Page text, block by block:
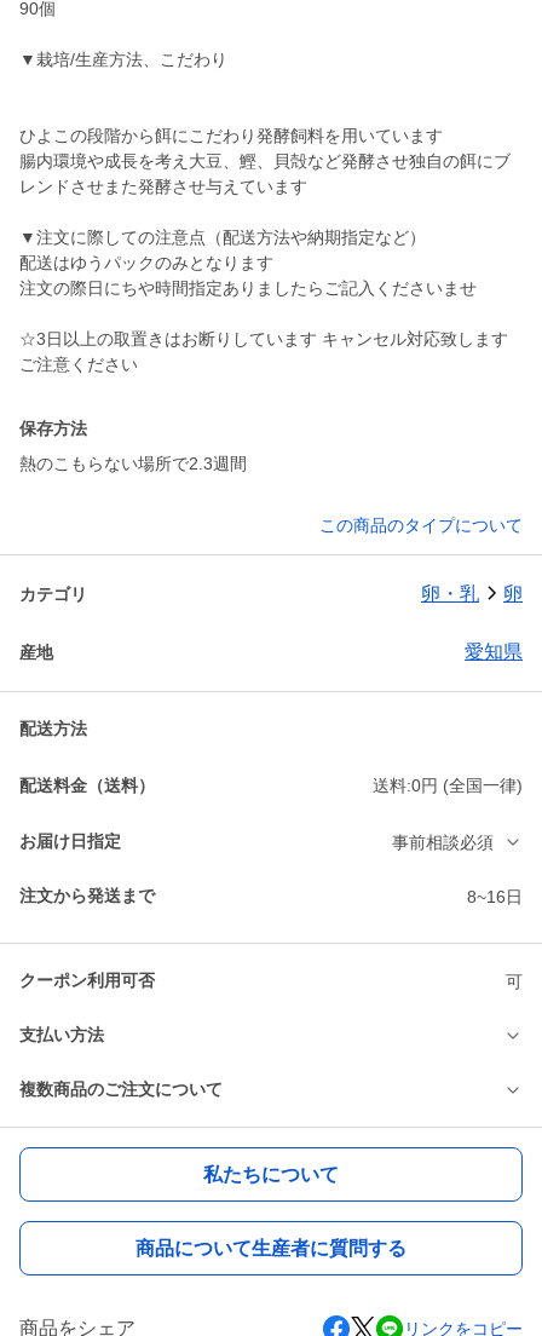
90個
▼栽培/生産方法、こだわり
ひよこの段階から餌にこだわり発酵飼料を用いています
腸内環境や成長を考え大豆、鰹、貝殻など発酵させ独自の餌にブ
レンドさせまた発酵させ与えています
▼注文に際しての注意点（配送方法や納期指定など）
配送はゆうパックのみとなります
注文の際日にちや時間指定ありましたらご記入くださいませ
☆3日以上の取置きはお断りしています キャンセル対応致します
ご注意ください
保存方法
熱のこもらない場所で2.3週間
この商品のタイプについて
カテゴリ 卵・乳 卵
産地 愛知県
配送方法
配送料金（送料） 送料:0円 (全国一律)
お届け日指定 事前相談必須
注文から発送まで 8~16日
クーポン利用可否 可
支払い方法
複数商品のご注文について
私たちについて
商品について生産者に質問する
商品をシェア リンクをコピー